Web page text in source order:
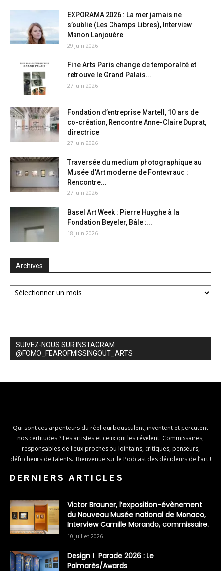
EXPORAMA 2026 : La mer jamais ne
s’oublie (Les Champs Libres), Interview
Manon Lanjouère
29 juin 2026
Fine Arts Paris change de temporalité et
retrouve le Grand Palais...
27 juin 2026
Fondation d’entreprise Martell, 10 ans de
co-création, Rencontre Anne-Claire Duprat,
directrice
27 juin 2026
Traversée du medium photographique au
Musée d’Art moderne de Fontevraud :
Rencontre...
27 juin 2026
Basel Art Week : Pierre Huyghe à la
Fondation Beyeler, Bâle :...
18 juin 2026
Archives
Archives
SUIVEZ-NOUS SUR INSTAGRAM
@FOMO_FEAROFMISSINGOUT_ARTS
Qui sont ces arpenteurs du réel qui bousculent, inventent et percutent
nos certitudes ? Les artistes et ceux qui les révèlent. Commissaires,
responsables de lieux proches ou lointains, critiques, penseurs,
défricheurs de talents.. Bienvenue sur le Podcast des décideurs de l’art !
DERNIERS ARTICLES
Victor Brauner, l’exposition-évènement
du Nouveau Musée national de Monaco,
Interview Camille Morando, commissaire.
10 juillet 2026
Design ! Parade 2026 : Le
Palmarès/Awards